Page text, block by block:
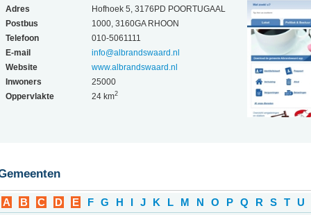
Adres
Hofhoek 5, 3176PD POORTUGAAL
Postbus
1000, 3160GA RHOON
Telefoon
010-5061111
E-mail
info@albrandswaard.nl
Website
www.albrandswaard.nl
Inwoners
25000
Oppervlakte
24 km2
A B C D E F G H I J K L M N O P Q R S T U